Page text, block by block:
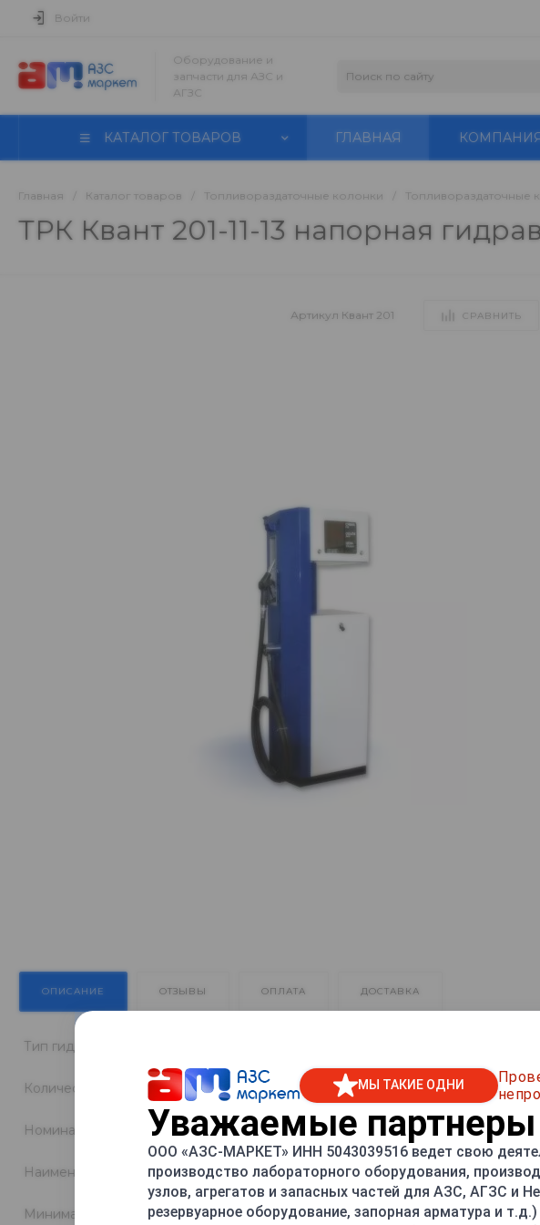
Войти
Оборудование и
запчасти для АЗС и
АГЗС
КАТАЛОГ ТОВАРОВ ГЛАВНАЯ
Главная Каталог товаров Топливораздаточные колонки Топливораздаточные
ТРК Квант 201-11-13 напорная
Артикул Квант 201 СРАВНИТЬ
ОПИСАНИЕ ОТЗЫВЫ ОПЛАТА ДОСТАВКА
Тип гидравлики
Количество видов топлива
Номинальный расход через кран, л/мин
Наименьший расход, л/мин
Минимальная доза выдачи л/мин
МЫ ТАКИЕ ОДНИ
Уважаемые партнеры
ООО «АЗС-МАРКЕТ» ИНН 5043039516 ведет свою
производство лабораторного оборудования,
узлов, агрегатов и запасных частей для АЗС, АГЗС и
резервуарное оборудование, запорная арматура и